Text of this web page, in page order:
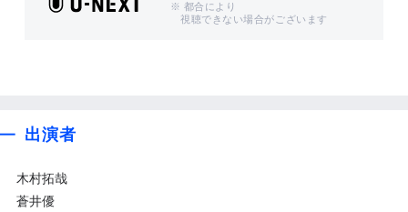
※ 都合により
視聴できない場合がございます
出演者
木村拓哉
蒼井優